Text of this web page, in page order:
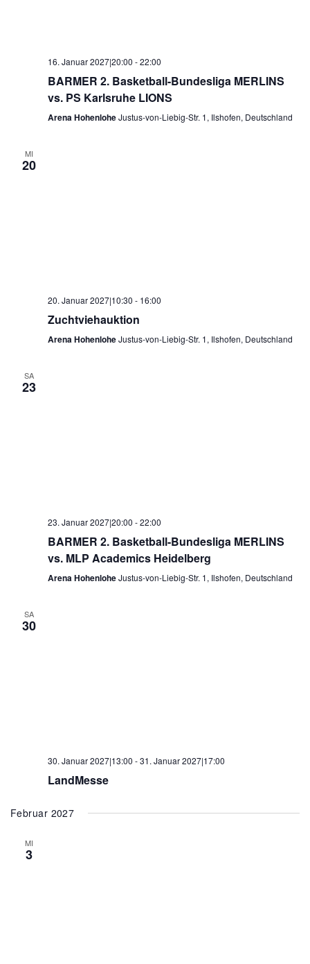
16. Januar 2027|20:00 -22:00
BARMER 2. Basketball-Bundesliga MERLINS
vs. PS Karlsruhe LIONS
Arena HohenloheJustus-von-Liebig-Str. 1, Ilshofen, Deutschland
MI
20
20. Januar 2027|10:30 - 16:00
Zuchtviehauktion
Arena HohenloheJustus-von-Liebig-Str. 1, Ilshofen, Deutschland
SA
23
23. Januar 2027|20:00 -22:00
BARMER 2. Basketball-Bundesliga MERLINS
vs. MLP Academics Heidelberg
Arena HohenloheJustus-von-Liebig-Str. 1, Ilshofen, Deutschland
SA
30
30. Januar 2027|13:00 -31. Januar 2027|17:00
LandMesse
Februar 2027
MI
3